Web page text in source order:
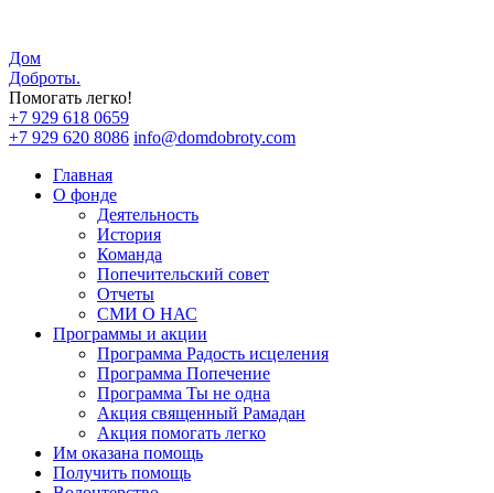
Дом
Доброты.
Помогать легко!
+7 929 618 0659
+7 929 620 8086 info@domdobroty.com
Главная
О фонде
Деятельность
История
Команда
Попечительский совет
Отчеты
СМИ О НАС
Программы и акции
Программа Радость исцеления
Программа Попечение
Программа Ты не одна
Акция священный Рамадан
Акция помогать легко
Им оказана помощь
Получить помощь